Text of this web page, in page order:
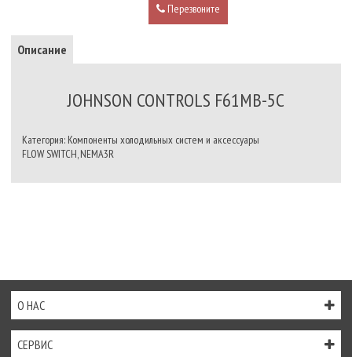
Перезвоните
Описание
JOHNSON CONTROLS F61MB-5C
Категория: Компоненты холодильных систем и аксессуары
FLOW SWITCH, NEMA3R
О НАС
СЕРВИС